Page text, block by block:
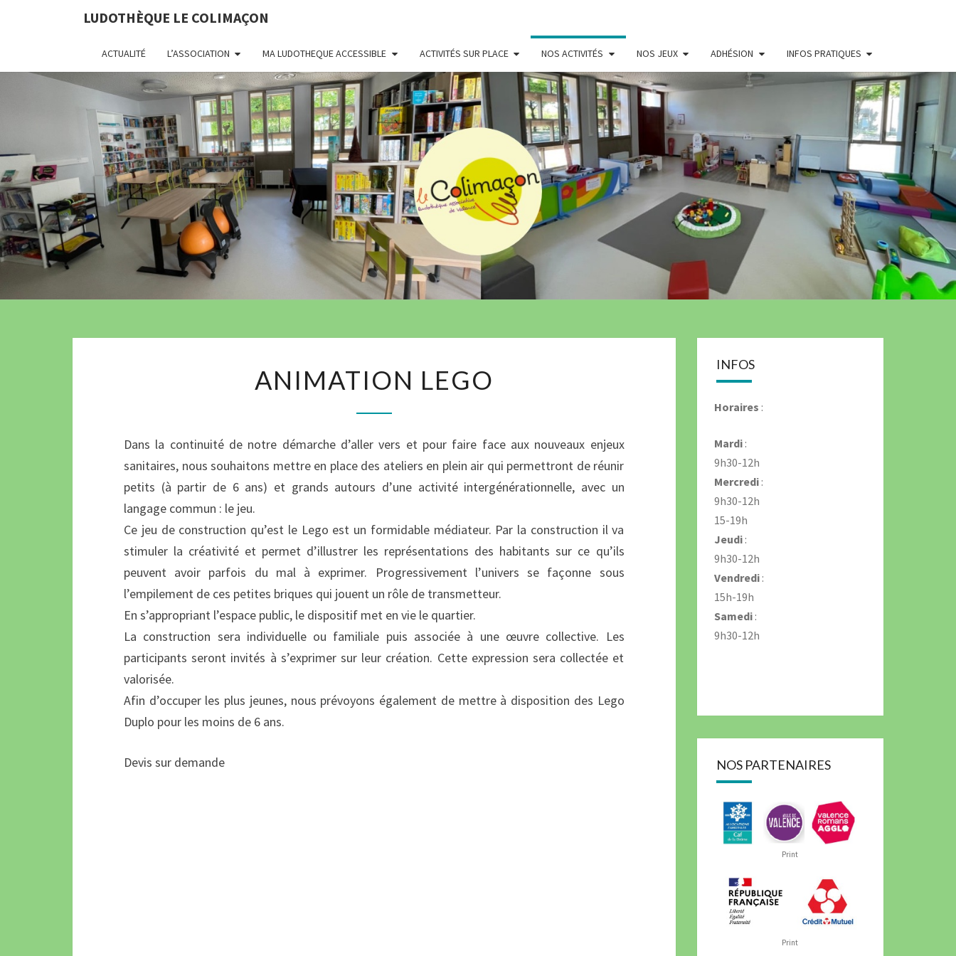
LUDOTHÈQUE LE COLIMAÇON
ACTUALITÉ L’ASSOCIATION MA LUDOTHEQUE ACCESSIBLE ACTIVITÉS SUR PLACE NOS ACTIVITÉS NOS JEUX ADHÉSION INFOS PRATIQUES
LUDOTHÈQUE
LE
N
A
T
I
N
L
E
G
O
ANIMATION LEGO
Dans la continuité de notre démarche d’aller vers et pour faire face aux nouveaux enjeux
sanitaires, nous souhaitons mettre en place des ateliers en plein air qui permettront de réunir
petits (à partir de 6 ans) et grands autours d’une activité intergénérationnelle, avec un
langage commun : le jeu.
Ce jeu de construction qu’est le Lego est un formidable médiateur. Par la construction il va
stimuler la créativité et permet d’illustrer les représentations des habitants sur ce qu’ils
peuvent avoir parfois du mal à exprimer. Progressivement l’univers se façonne sous
l’empilement de ces petites briques qui jouent un rôle de transmetteur.
En s’appropriant l’espace public, le dispositif met en vie le quartier.
La construction sera individuelle ou familiale puis associée à une œuvre collective. Les
participants seront invités à s’exprimer sur leur création. Cette expression sera collectée et
valorisée.
Afin d’occuper les plus jeunes, nous prévoyons également de mettre à disposition des Lego
Duplo pour les moins de 6 ans.
Devis sur demande
INFOS
Horaires :
Mardi:
9h30-12h
Mercredi:
9h30-12h
15-19h
Jeudi:
9h30-12h
Vendredi:
15h-19h
Samedi:
9h30-12h
NOS PARTENAIRES
Print
Print